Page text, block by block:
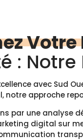
:
avec Sud
notre approche
par une analyse
digital sur